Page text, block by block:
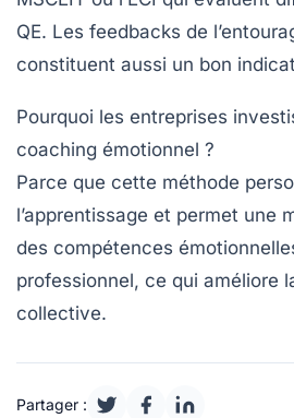
QE. Les feedbacks de
constituent aussi un bon
Pourquoi les entreprises
coaching émotionnel ?
Parce que cette méthode
l’apprentissage et permet une
des compétences
professionnel, ce qui améliore
collective.
Partager :